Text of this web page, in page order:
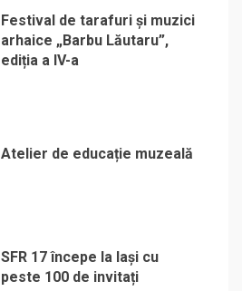
Festival de tarafuri și muzici
arhaice „Barbu Lăutaru”,
ediția a IV-a
Atelier de educație muzeală
SFR 17 începe la Iași cu
peste 100 de invitați